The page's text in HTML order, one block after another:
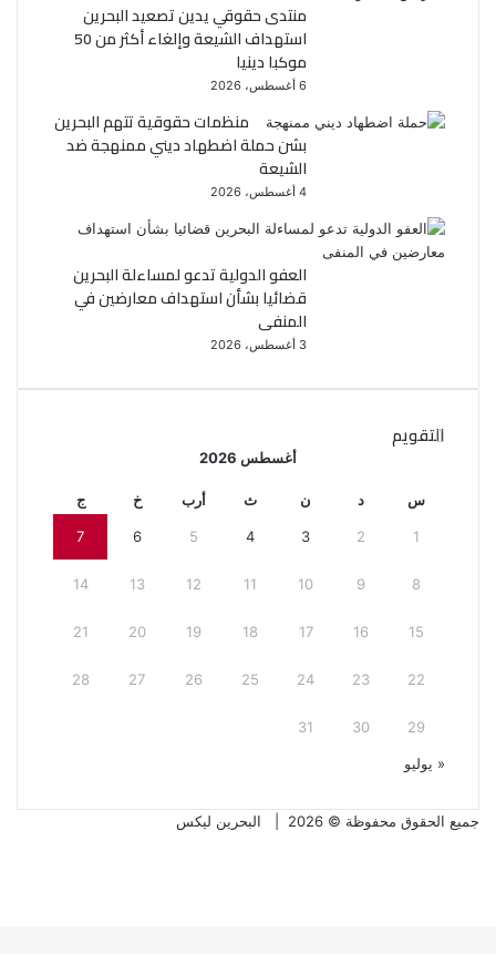
منتدى حقوقي يدين تصعيد البحرين
استهداف الشيعة وإلغاء أكثر من 50
موكبا دينيا
6 أغسطس، 2026
منظمات حقوقية تتهم البحرين
بشن حملة اضطهاد ديني ممنهجة ضد
الشيعة
4 أغسطس، 2026
العفو الدولية تدعو لمساءلة البحرين
قضائيا بشأن استهداف معارضين في
المنفى
3 أغسطس، 2026
التقويم
أغسطس 2026
س د ن ث أرب خ ج
1
2
3
4
5
6
7
8
9
10
11
12
13
14
15
16
17
18
19
20
21
22
23
24
25
26
27
28
29
30
31
« يوليو
جميع الحقوق محفوظة © 2026 |
البحرين ليكس